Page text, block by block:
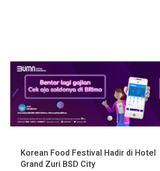
Korean Food Festival Hadir di Hotel
Grand Zuri BSD City